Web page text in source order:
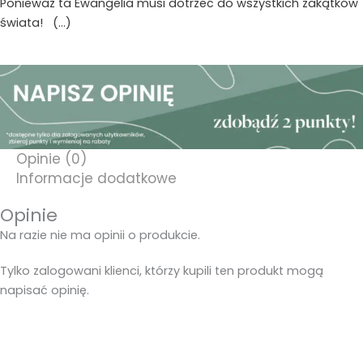
Ponieważ ta Ewangelia musi dotrzeć do wszystkich zakątków
świata! (…)
Opinie (0)
Informacje dodatkowe
Opinie
Na razie nie ma opinii o produkcie.
Tylko zalogowani klienci, którzy kupili ten produkt mogą
napisać opinię.